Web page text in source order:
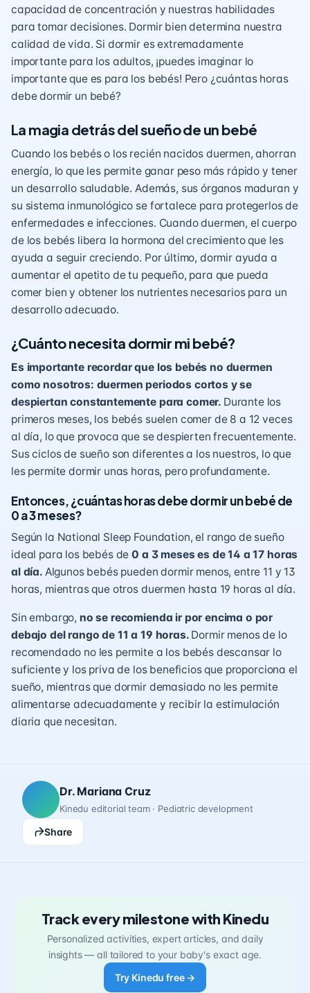
capacidad de concentración y nuestras habilidades
para tomar decisiones. Dormir bien determina nuestra
calidad de vida. Si dormir es extremadamente
importante para los adultos, ¡puedes imaginar lo
importante que es para los bebés! Pero ¿cuántas horas
debe dormir un bebé?
La magia detrás del sueño de un bebé
Cuando los bebés o los recién nacidos duermen, ahorran
energía, lo que les permite ganar peso más rápido y tener
un desarrollo saludable. Además, sus órganos maduran y
su sistema inmunológico se fortalece para protegerlos de
enfermedades e infecciones. Cuando duermen, el cuerpo
de los bebés libera la hormona del crecimiento que les
ayuda a seguir creciendo. Por último, dormir ayuda a
aumentar el apetito de tu pequeño, para que pueda
comer bien y obtener los nutrientes necesarios para un
desarrollo adecuado.
¿Cuánto necesita dormir mi bebé?
Es importante recordar que los bebés no duermen
como nosotros: duermen periodos cortos y se
despiertan constantemente para comer. Durante los
primeros meses, los bebés suelen comer de 8 a 12 veces
al día, lo que provoca que se despierten frecuentemente.
Sus ciclos de sueño son diferentes a los nuestros, lo que
les permite dormir unas horas, pero profundamente.
Entonces, ¿cuántas horas debe dormir un bebé de
0 a 3 meses?
Según la National Sleep Foundation, el rango de sueño
ideal para los bebés de0 a 3 meses es de 14 a 17 horas
al día. Algunos bebés pueden dormir menos, entre 11 y 13
horas, mientras que otros duermen hasta 19 horas al día.
Sin embargo, no se recomienda ir por encima o por
debajo del rango de 11 a 19 horas. Dormir menos de lo
recomendado no les permite a los bebés descansar lo
suficiente y los priva de los beneficios que proporciona el
sueño, mientras que dormir demasiado no les permite
alimentarse adecuadamente y recibir la estimulación
diaria que necesitan.
Dr. Mariana Cruz
Kinedu editorial team · Pediatric development
Share
Track every milestone with Kinedu
Personalized activities, expert articles, and daily
insights — all tailored to your baby's exact age.
Try Kinedu free →